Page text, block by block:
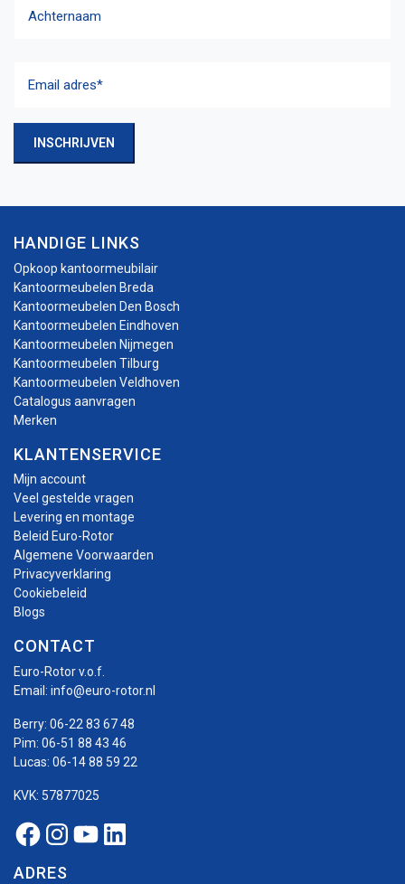
adres(Vereist)
INSCHRIJVEN
HANDIGE LINKS
Opkoop kantoormeubilair
Kantoormeubelen Breda
Kantoormeubelen Den Bosch
Kantoormeubelen Eindhoven
Kantoormeubelen Nijmegen
Kantoormeubelen Tilburg
Kantoormeubelen Veldhoven
Catalogus aanvragen
Merken
KLANTENSERVICE
Mijn account
Veel gestelde vragen
Levering en montage
Beleid Euro-Rotor
Algemene Voorwaarden
Privacyverklaring
Cookiebeleid
Blogs
CONTACT
Euro-Rotor v.o.f.
Email: info@euro-rotor.nl
Berry: 06-22 83 67 48
Pim: 06-51 88 43 46
Lucas: 06-14 88 59 22
KVK: 57877025
Facebook Euro-rotor
Instagram Euro-rotor
Youtube Euro-rotor
Linkedin Euro-rotor
ADRES